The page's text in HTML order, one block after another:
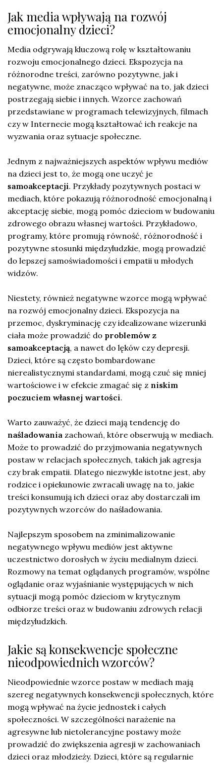
Jak media wpływają na rozwój
emocjonalny dzieci?
Media odgrywają kluczową rolę w kształtowaniu
rozwoju emocjonalnego dzieci. Ekspozycja na
różnorodne treści, zarówno pozytywne, jak i
negatywne, może znacząco wpływać na to, jak dzieci
postrzegają siebie i innych. Wzorce zachowań
przedstawiane w programach telewizyjnych, filmach
czy w Internecie mogą kształtować ich reakcje na
wyzwania oraz sytuacje społeczne.
Jednym z najważniejszych aspektów wpływu mediów
na dzieci jest to, że mogą one uczyć je
samoakceptacji. Przykłady pozytywnych postaci w
mediach, które pokazują różnorodność emocjonalną i
akceptację siebie, mogą pomóc dzieciom w budowaniu
zdrowego obrazu własnej wartości. Przykładowo,
programy, które promują równość, różnorodność i
pozytywne stosunki międzyludzkie, mogą prowadzić
do lepszej samoświadomości i empatii u młodych
widzów.
Niestety, również negatywne wzorce mogą wpływać
na rozwój emocjonalny dzieci. Ekspozycja na
przemoc, dyskryminację czy idealizowane wizerunki
ciała może prowadzić do problemów z
samoakceptacją, a nawet do lęków czy depresji.
Dzieci, które są często bombardowane
nierealistycznymi standardami, mogą czuć się mniej
wartościowe i w efekcie zmagać się z niskim
poczuciem własnej wartości.
Warto zauważyć, że dzieci mają tendencję do
naśladowania zachowań, które obserwują w mediach.
Może to prowadzić do przyjmowania negatywnych
postaw w relacjach społecznych, takich jak agresja
czy brak empatii. Dlatego niezwykle istotne jest, aby
rodzice i opiekunowie zwracali uwagę na to, jakie
treści konsumują ich dzieci oraz aby dostarczali im
pozytywnych wzorców do naśladowania.
Najlepszym sposobem na zminimalizowanie
negatywnego wpływu mediów jest aktywne
uczestnictwo dorosłych w życiu medialnym dzieci.
Rozmowy na temat oglądanych programów, wspólne
oglądanie oraz wyjaśnianie występujących w nich
sytuacji mogą pomóc dzieciom w krytycznym
odbiorze treści oraz w budowaniu zdrowych relacji
międzyludzkich.
Jakie są konsekwencje społeczne
nieodpowiednich wzorców?
Nieodpowiednie wzorce postaw w mediach mają
szereg negatywnych konsekwencji społecznych, które
mogą wpływać na życie jednostek i całych
społeczności. W szczególności narażenie na
agresywne lub nietolerancyjne postawy może
prowadzić do zwiększenia agresji w zachowaniach
dzieci oraz młodzieży. Dzieci, które są regularnie